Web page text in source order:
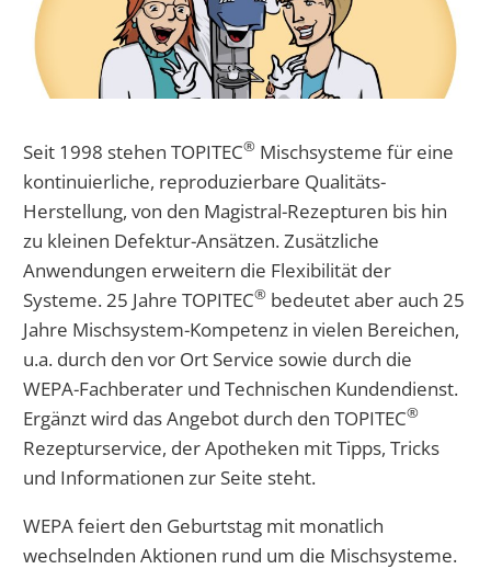
Seit 1998 stehen TOPITEC® Mischsysteme für eine
kontinuierliche, reproduzierbare Qualitäts-
Herstellung, von den Magistral-Rezepturen bis hin
zu kleinen Defektur-Ansätzen. Zusätzliche
Anwendungen erweitern die Flexibilität der
Systeme. 25 Jahre TOPITEC® bedeutet aber auch 25
Jahre Mischsystem-Kompetenz in vielen Bereichen,
u.a. durch den vor Ort Service sowie durch die
WEPA-Fachberater und Technischen Kundendienst.
Ergänzt wird das Angebot durch den TOPITEC®
Rezepturservice, der Apotheken mit Tipps, Tricks
und Informationen zur Seite steht.
WEPA feiert den Geburtstag mit monatlich
wechselnden Aktionen rund um die Mischsysteme.